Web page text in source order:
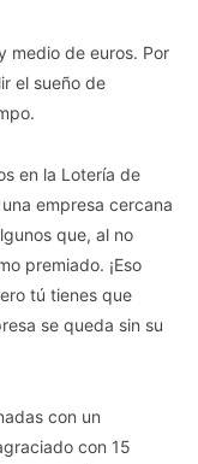
medio de euros. Por
el sueño de
en la Lotería de
empresa cercana
que, al no
premiado. ¡Eso
tú tienes que
se queda sin su
con un
con 15